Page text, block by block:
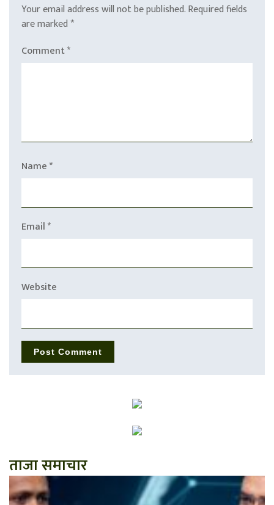
Your email address will not be published.Required fields
are marked *
Comment*
Name*
Email*
Website
ताजा समाचार